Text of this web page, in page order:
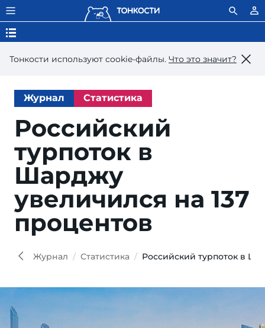
Тонкости используют сookie-файлы. Что это значит?
Журнал Статистика
Российский
турпоток в
Шарджу
увеличился на 137
процентов
Журнал Статистика Российский турпоток в